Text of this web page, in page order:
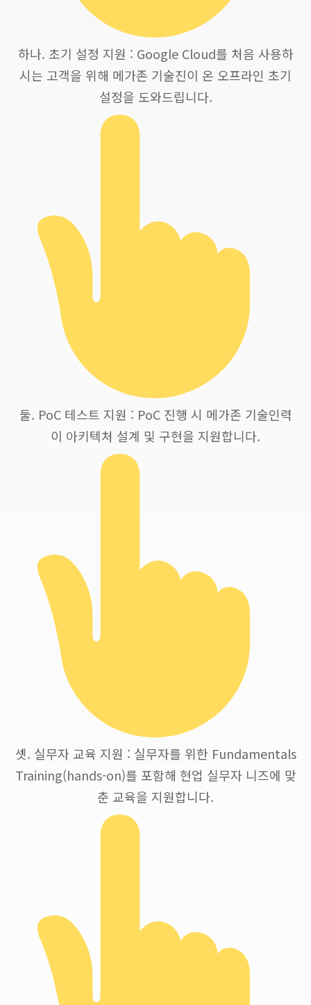
하나. 초기 설정 지원 : Google Cloud를 처음 사용하
시는 고객을 위해 메가존 기술진이 온 오프라인 초기
설정을 도와드립니다.
둘. PoC 테스트 지원 : PoC 진행 시 메가존 기술인력
이 아키텍처 설계 및 구현을 지원합니다.
셋. 실무자 교육 지원 : 실무자를 위한 Fundamentals
Training(hands-on)를 포함해 현업 실무자 니즈에 맞
춘 교육을 지원합니다.